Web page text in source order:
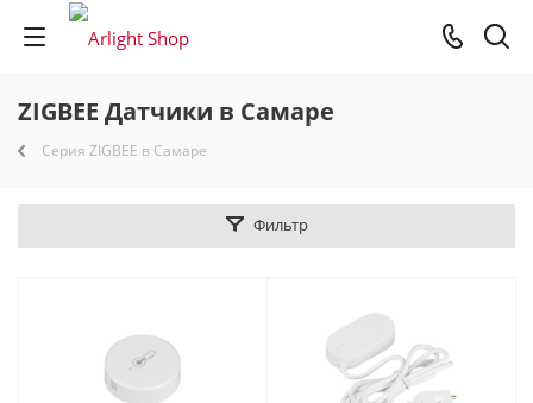
ZIGBEE Датчики в Самаре
Серия ZIGBEE в Самаре
Фильтр